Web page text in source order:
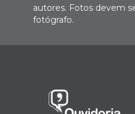
autores. Fotos devem
fotógrafo.